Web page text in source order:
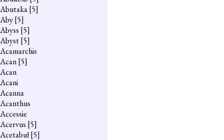
Abutaka[5]
Aby[5]
Abyss [5]
Abyst[5]
Acamarchis
Acan[5]
Acan
Acani
Acanna
Acanthus
Accessie
Acervus [5]
Acetabuł[5]